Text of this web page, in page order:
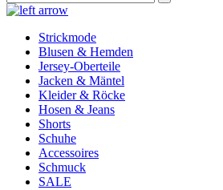
Strickmode
Blusen & Hemden
Jersey-Oberteile
Jacken & Mäntel
Kleider & Röcke
Hosen & Jeans
Shorts
Schuhe
Accessoires
Schmuck
SALE